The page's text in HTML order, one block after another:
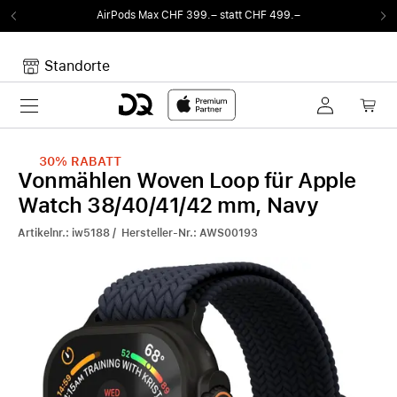
AirPods Max CHF 399.– statt CHF 499.–
Standorte
Toggle navigation
Noch keine Artikel im Warenkorb.
30% RABATT
Vonmählen Woven Loop für Apple
Watch 38/40/41/42 mm, Navy
Artikelnr.: iw5188 / Hersteller-Nr.: AWS00193